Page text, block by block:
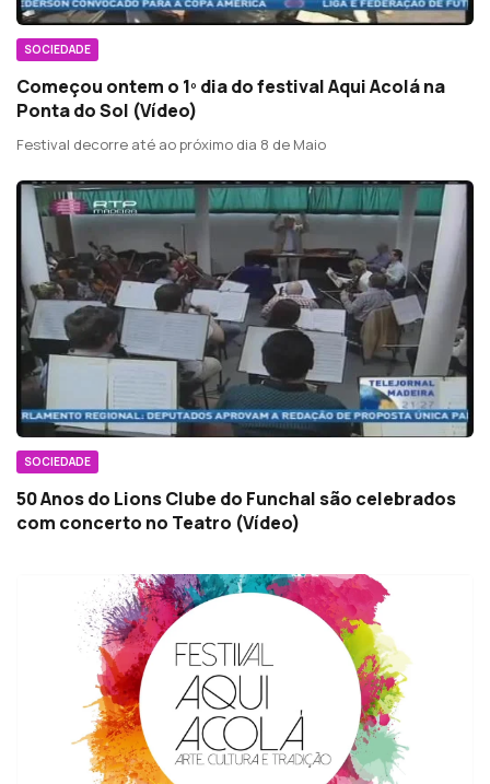
SOCIEDADE
Começou ontem o 1º dia do festival Aqui Acolá na
Ponta do Sol (Vídeo)
Festival decorre até ao próximo dia 8 de Maio
SOCIEDADE
50 Anos do Lions Clube do Funchal são celebrados
com concerto no Teatro (Vídeo)